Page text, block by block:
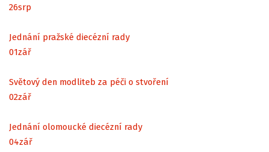
26srp
Jednání pražské diecézní rady
01zář
Světový den modliteb za péči o stvoření
02zář
Jednání olomoucké diecézní rady
04zář